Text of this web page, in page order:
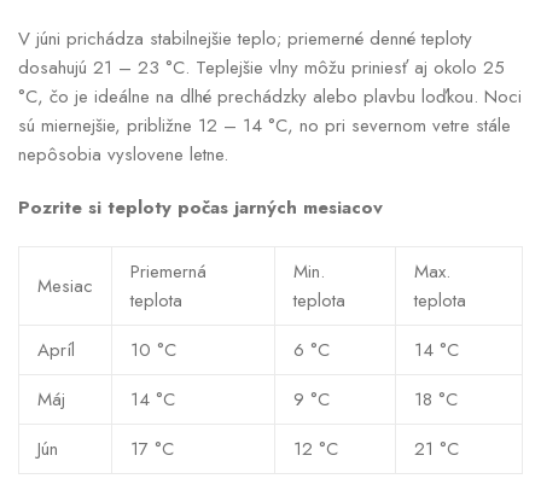
V júni prichádza stabilnejšie teplo; priemerné denné teploty
dosahujú 21 – 23 °C. Teplejšie vlny môžu priniesť aj okolo 25
°C, čo je ideálne na dlhé prechádzky alebo plavbu loďkou. Noci
sú miernejšie, približne 12 – 14 °C, no pri severnom vetre stále
nepôsobia vyslovene letne.
Pozrite si teploty počas jarných mesiacov
Mesiac
Priemerná
teplota
Min.
teplota
Max.
teplota
Apríl
10 °C 6 °C
14 °C
Máj
14 °C 9 °C
18 °C
Jún
17 °C 12 °C 21 °C